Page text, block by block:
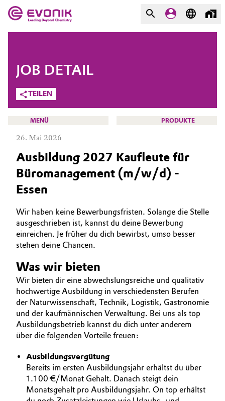
Market
Additive Manufacturing
Adhesives & Sealants
Agriculture
Animal Nutrition & Health
Automotive & Transportation
Battery
Building, Construction & Infrastructure
Catalysts
Chemical Industry
Circular Economy
Coatings, Paints & Printing
Evonik - Leading Beyond
Chemistry
Was uns antreibt
Über Evonik
We go beyond
Innovation
Purpose
BVB Partnerschaft
Struktur & Organisation
Vorstand
Aufsichtsrat
Struktur
Business Lines
Weltweite Standorte
UNTERNEHMEN
TEILEN
JOB DETAIL
MENÜ PRODUKTE
KARRIERE
JOBSUCHE
WARUM EVONIK
AUSBILDUNG
INTERNATIONALE ARBEITSKULTUR
26. Mai 2026
Ausbildung 2027 Kaufleute für
Büromanagement (m/w/d) -
Essen
Wir haben keine Bewerbungsfristen. Solange die Stelle
ausgeschrieben ist, kannst du deine Bewerbung
einreichen. Je früher du dich bewirbst, umso besser
stehen deine Chancen. ​
Was wir bieten
Wir bieten dir eine abwechslungsreiche und qualitativ
hochwertige Ausbildung in verschiedensten Berufen
der Naturwissenschaft, Technik, Logistik, Gastronomie
und der kaufmännischen Verwaltung. Bei uns als top
Ausbildungsbetrieb kannst du dich unter anderem
über die folgenden Vorteile freuen:
Ausbildungsvergütung
Bereits im ersten Ausbildungsjahr erhältst du über
1.100 €/Monat Gehalt. Danach steigt dein
Monatsgehalt pro Ausbildungsjahr. On top erhältst